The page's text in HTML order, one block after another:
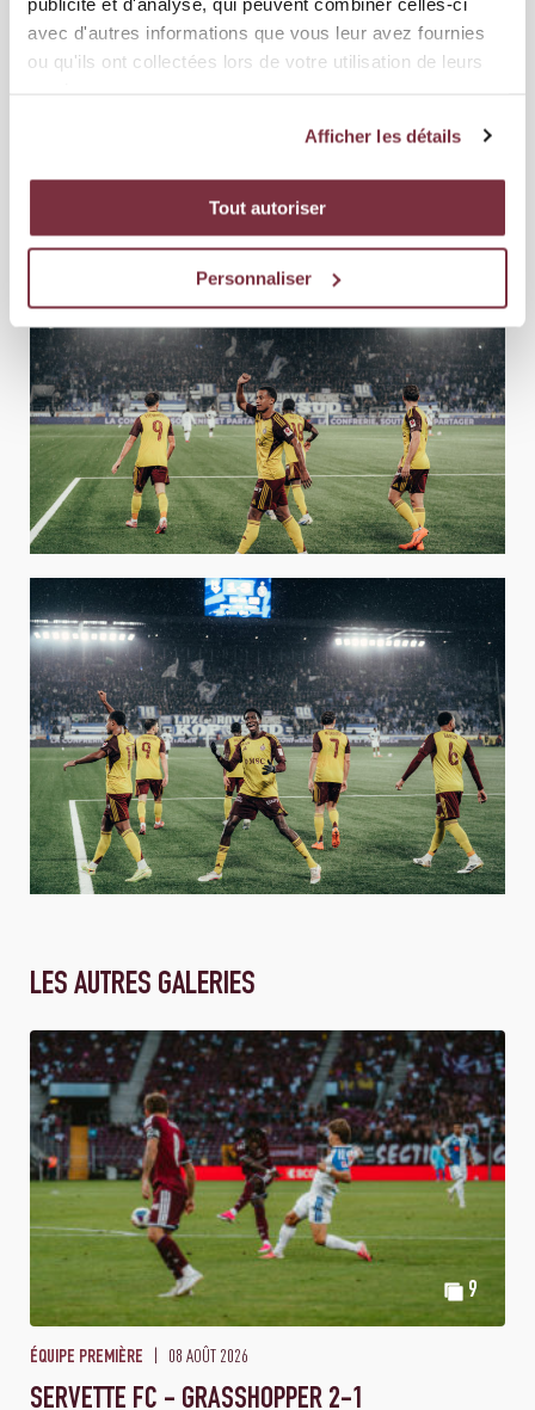
avec d'autres informations que vous leur avez fournies
ou qu'ils ont collectées lors de votre utilisation de leurs
Afficher les détails
Tout autoriser
Personnaliser
LES AUTRES GALERIES
9
ÉQUIPE PREMIÈRE 08 AOÛT 2026
SERVETTE FC - GRASSHOPPER 2-1